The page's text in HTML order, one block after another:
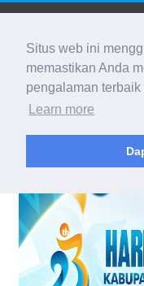
Situs web ini
memastikan Anda
pengalaman
Learn more